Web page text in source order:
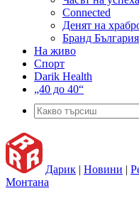
Connected
Денят на
Бранд България
На живо
Спорт
Darik Health
„40 до 40“
Дарик | Новини |
Монтана